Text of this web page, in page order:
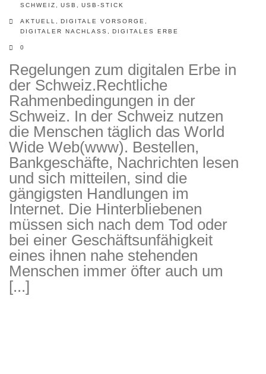
SCHWEIZ
USB USB-STICK
AKTUELL DIGITALE VORSORGE
DIGITALER NACHLASS
DIGITALES ERBE
0
Regelungen zum digitalen Erbe in
der Schweiz.Rechtliche
Rahmenbedingungen in der
Schweiz. In der Schweiz nutzen
die Menschen täglich das World
Wide Web(www). Bestellen,
Bankgeschäfte, Nachrichten lesen
und sich mitteilen, sind die
gängigsten Handlungen im
Internet. Die Hinterbliebenen
müssen sich nach dem Tod oder
bei einer Geschäftsunfähigkeit
eines ihnen nahe stehenden
Menschen immer öfter auch um
[...]